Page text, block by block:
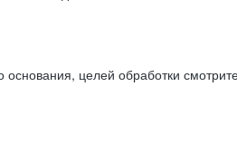
целей обработки